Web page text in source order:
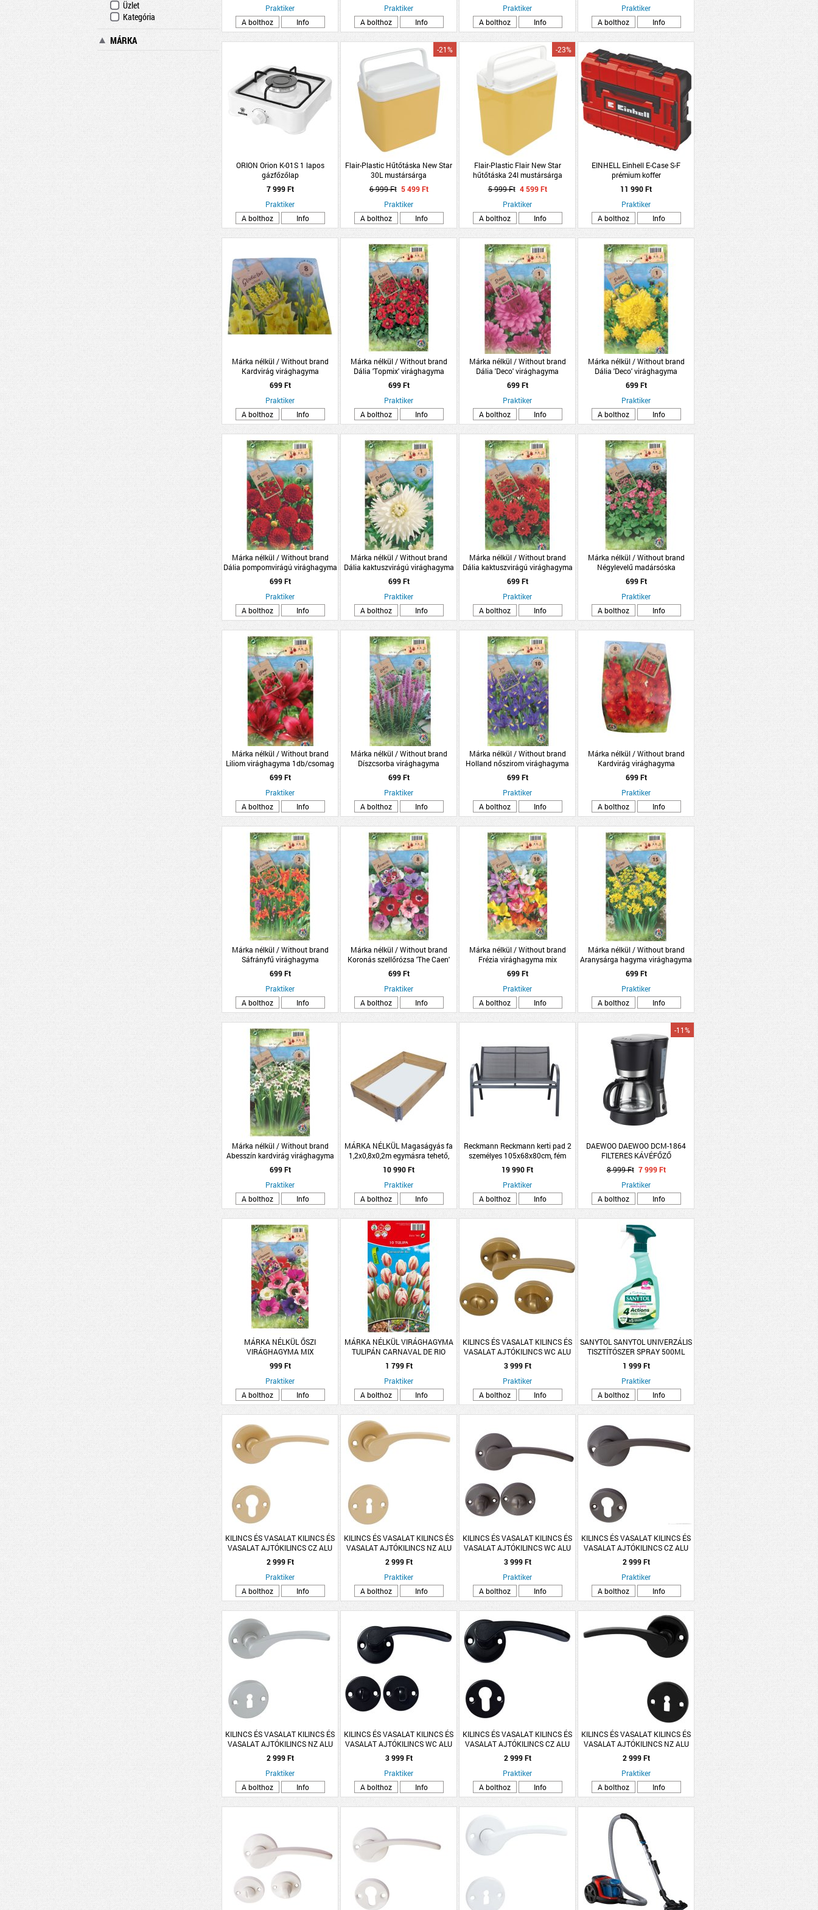
Üzlet
Kategória
MÁRKA
Praktiker
A bolthoz
Info
Praktiker
A bolthoz
Info
Praktiker
A bolthoz
Info
Praktiker
A bolthoz
Info
ORION Orion K-01S 1 lapos
gázfőzőlap
7 999 Ft
Praktiker
A bolthoz
Info
Flair-Plastic Hűtőtáska New Star
30L mustársárga
-21%
6 999 Ft 5 499 Ft
Praktiker
A bolthoz
Info
Flair-Plastic Flair New Star
hűtőtáska 24l mustársárga
-23%
5 999 Ft 4 599 Ft
Praktiker
A bolthoz
Info
EINHELL Einhell E-Case S-F
prémium koffer
11 990 Ft
Praktiker
A bolthoz
Info
Márka nélkül / Without brand
Kardvirág virághagyma
10db/csomag sárga
699 Ft
Praktiker
A bolthoz
Info
Márka nélkül / Without brand
Dália 'Topmix' virághagyma
1db/csomag piros
699 Ft
Praktiker
A bolthoz
Info
Márka nélkül / Without brand
Dália 'Deco' virághagyma
1db/csomag rózsaszín
699 Ft
Praktiker
A bolthoz
Info
Márka nélkül / Without brand
Dália 'Deco' virághagyma
1db/csomag sárga
699 Ft
Praktiker
A bolthoz
Info
Márka nélkül / Without brand
Dália pompomvirágú virághagyma
1db/csomag piros
699 Ft
Praktiker
A bolthoz
Info
Márka nélkül / Without brand
Dália kaktuszvirágú virághagyma
1db/csomag fehér
699 Ft
Praktiker
A bolthoz
Info
Márka nélkül / Without brand
Dália kaktuszvirágú virághagyma
1db/csomag piros
699 Ft
Praktiker
A bolthoz
Info
Márka nélkül / Without brand
Négylevelű madársóska
virághagyma 15db/csomag
699 Ft
Praktiker
A bolthoz
Info
Márka nélkül / Without brand
Liliom virághagyma 1db/csomag
piros
699 Ft
Praktiker
A bolthoz
Info
Márka nélkül / Without brand
Díszcsorba virághagyma
8db/csomag kék
699 Ft
Praktiker
A bolthoz
Info
Márka nélkül / Without brand
Holland nőszirom virághagyma
10db/csomag kék
699 Ft
Praktiker
A bolthoz
Info
Márka nélkül / Without brand
Kardvirág virághagyma
10db/csomag piros
699 Ft
Praktiker
A bolthoz
Info
Márka nélkül / Without brand
Sáfrányfű virághagyma
2db/csomag
699 Ft
Praktiker
A bolthoz
Info
Márka nélkül / Without brand
Koronás szellőrózsa 'The Caen'
virághagyma színkeverék
8db/csomag
699 Ft
Praktiker
A bolthoz
Info
Márka nélkül / Without brand
Frézia virághagyma mix
10db/csomag
699 Ft
Praktiker
A bolthoz
Info
Márka nélkül / Without brand
Aranysárga hagyma virághagyma
'Molly' 15db/csomag
699 Ft
Praktiker
A bolthoz
Info
Márka nélkül / Without brand
Abesszín kardvirág virághagyma
8db/csomag fehér
699 Ft
Praktiker
A bolthoz
Info
MÁRKA NÉLKÜL Magaságyás fa
1,2x0,8x0,2m egymásra tehető,
összecsukható
10 990 Ft
Praktiker
A bolthoz
Info
Reckmann Reckmann kerti pad 2
személyes 105x68x80cm, fém
19 990 Ft
Praktiker
A bolthoz
Info
DAEWOO DAEWOO DCM-1864
FILTERES KÁVÉFŐZŐ
-11%
8 999 Ft 7 999 Ft
Praktiker
A bolthoz
Info
MÁRKA NÉLKÜL ŐSZI
VIRÁGHAGYMA MIX
999 Ft
Praktiker
A bolthoz
Info
MÁRKA NÉLKÜL VIRÁGHAGYMA
TULIPÁN CARNAVAL DE RIO
10DARAB/CSOMAG FEHÉR-PIROS
1 799 Ft
Praktiker
A bolthoz
Info
KILINCS ÉS VASALAT KILINCS ÉS
VASALAT AJTÓKILINCS WC ALU
ARANY LANA ROZETTÁS
3 999 Ft
Praktiker
A bolthoz
Info
SANYTOL SANYTOL UNIVERZÁLIS
TISZTÍTÓSZER SPRAY 500ML
1 999 Ft
Praktiker
A bolthoz
Info
KILINCS ÉS VASALAT KILINCS ÉS
VASALAT AJTÓKILINCS CZ ALU
ARANY LANA ROZETTÁS
2 999 Ft
Praktiker
A bolthoz
Info
KILINCS ÉS VASALAT KILINCS ÉS
VASALAT AJTÓKILINCS NZ ALU
ARANY LANA ROZETTÁS
2 999 Ft
Praktiker
A bolthoz
Info
KILINCS ÉS VASALAT KILINCS ÉS
VASALAT AJTÓKILINCS WC ALU
SZÜRKE LANA ROZETTÁS
3 999 Ft
Praktiker
A bolthoz
Info
KILINCS ÉS VASALAT KILINCS ÉS
VASALAT AJTÓKILINCS CZ ALU
SZÜRKE LANA ROZETTÁS
2 999 Ft
Praktiker
A bolthoz
Info
KILINCS ÉS VASALAT KILINCS ÉS
VASALAT AJTÓKILINCS NZ ALU
SZÜRKE LANA ROZETTÁS
2 999 Ft
Praktiker
A bolthoz
Info
KILINCS ÉS VASALAT KILINCS ÉS
VASALAT AJTÓKILINCS WC ALU
FEKETE LANA ROZETTÁS
3 999 Ft
Praktiker
A bolthoz
Info
KILINCS ÉS VASALAT KILINCS ÉS
VASALAT AJTÓKILINCS CZ ALU
FEKETE LANA ROZETTÁS
2 999 Ft
Praktiker
A bolthoz
Info
KILINCS ÉS VASALAT KILINCS ÉS
VASALAT AJTÓKILINCS NZ ALU
FEKETE LANA ROZETTÁS
2 999 Ft
Praktiker
A bolthoz
Info